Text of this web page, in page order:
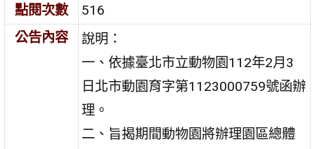
點閱次數
516
公告內容
說明：
一、依據臺北市立動物園112年2月3
日北市動園育字第1123000759號函辦
理。
二、旨揭期間動物園將辦理園區總體